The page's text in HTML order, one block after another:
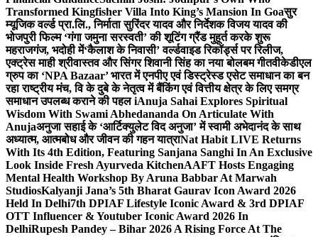
Transformed Kingfisher Villa Into King’s Mansion In Goaसुर
म्यूजिक वर्ल्ड प्रा.लि., निर्माता सुरिंदर यादव और निर्देशक विजय यादव की
भोजपुरी फिल्म ‘गंगा जमुना सरस्वती’ की शूटिंग ग्रैंड मुहूर्त करके शुरू
महराजगंज, भदोही में‘कैलाश के निवासी’ वर्ल्डवाइड रिकॉर्ड्स पर रिलीज,
एक्ट्रेस माही श्रीवास्तव और सिंगर शिवानी सिंह का नया बोलबम गीतवीकेडीएल
ग्रुप का ‘NPA Bazaar’ भारत में एनपीए एवं डिस्ट्रेस्ड एसेट समाधान का बन
रहा राष्ट्रीय मंच, वि के दुबे के नेतृत्व में बैंकिंग एवं वित्तीय क्षेत्र के लिए समग्र
समाधान उपलब्ध कराने की पहल iAnuja Sahai Explores Spiritual
Wisdom With Swami Abhedananda On Articulate With
Anujaअनुजा सहाई के ‘आर्टिक्युलेट विद अनुजा’ में स्वामी अभेदानंद के साथ
अध्यात्म, आत्मबोध और जीवन की गहन यात्राNat Habit LIVE Returns
With Its 4th Edition, Featuring Sanjana Sanghi In An Exclusive
Look Inside Fresh Ayurveda KitchenAAFT Hosts Engaging
Mental Health Workshop By Aruna Babbar At Marwah
StudiosKalyanji Jana’s 5th Bharat Gaurav Icon Award 2026
Held In Delhi7th DPIAF Lifestyle Iconic Award & 3rd DPIAF
OTT Influencer & Youtuber Iconic Award 2026 In
DelhiRupesh Pandey – Bihar 2026 A Rising Force At The